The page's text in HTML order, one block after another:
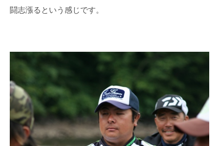
闘志漲るという感じです。